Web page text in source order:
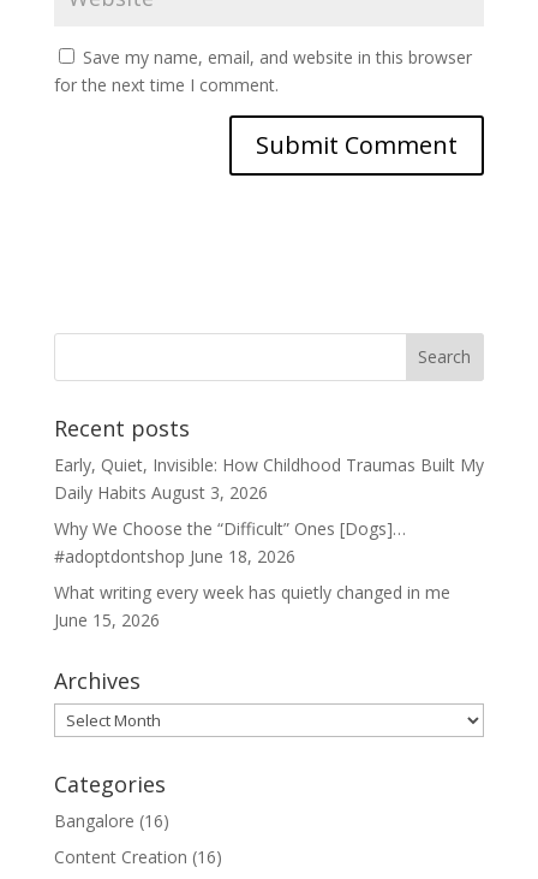
Save my name, email, and website in this browser
for the next time I comment.
Recent posts
Early, Quiet, Invisible: How Childhood Traumas Built My
Daily Habits August 3, 2026
Why We Choose the “Difficult” Ones [Dogs]…
#adoptdontshop June 18, 2026
What writing every week has quietly changed in me
June 15, 2026
Archives
Archives
Categories
Bangalore (16)
Content Creation (16)